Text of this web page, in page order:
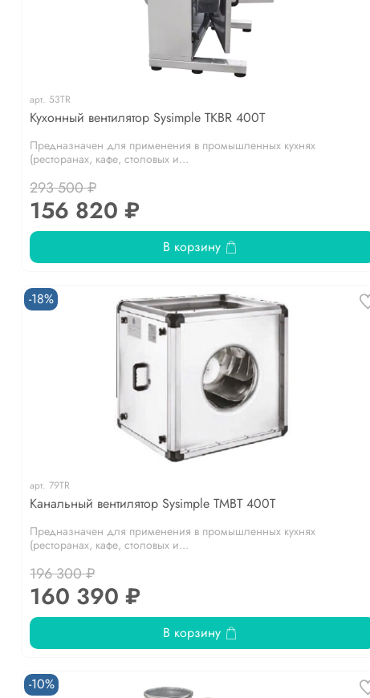
арт.53TR
Кухонный вентилятор Sysimple TKBR 400T
Предназначен для применения в промышленных кухнях
(ресторанах, кафе, столовых и...
293 500 ₽
156 820 ₽
В корзину
-18%
арт.79TR
Канальный вентилятор Sysimple TMBT 400T
Предназначен для применения в промышленных кухнях
(ресторанах, кафе, столовых и...
196 300 ₽
160 390 ₽
В корзину
-10%